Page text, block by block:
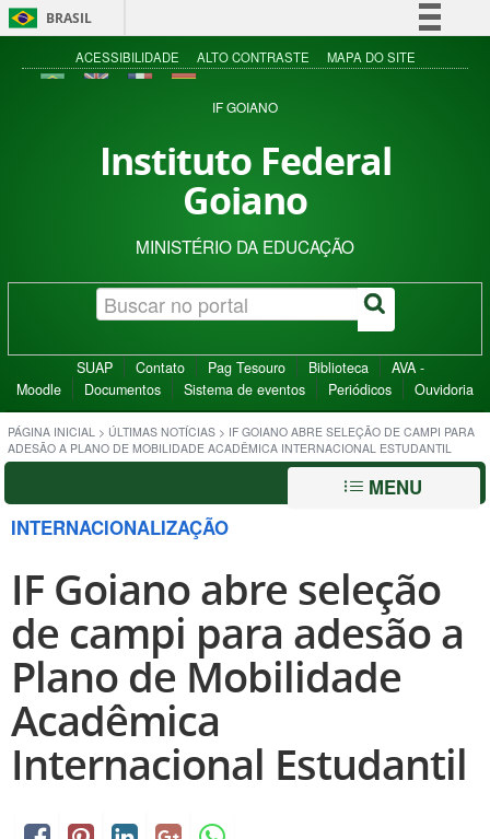
BRASIL
Simplifique!
Acesso à informação
ACESSIBILIDADE ALTO CONTRASTE MAPA DO SITE
IF GOIANO
Instituto Federal
Goiano
MINISTÉRIO DA EDUCAÇÃO
SUAP Contato Pag Tesouro Biblioteca
AVA -
Moodle
Documentos Sistema de eventos Periódicos Ouvidoria
PÁGINA INICIAL > ÚLTIMAS NOTÍCIAS > IF GOIANO ABRE SELEÇÃO DE CAMPI PARA
ADESÃO A PLANO DE MOBILIDADE ACADÊMICA INTERNACIONAL ESTUDANTIL
MENU
INTERNACIONALIZAÇÃO
IF Goiano abre seleção
de campi para adesão a
Plano de Mobilidade
Acadêmica
Internacional Estudantil